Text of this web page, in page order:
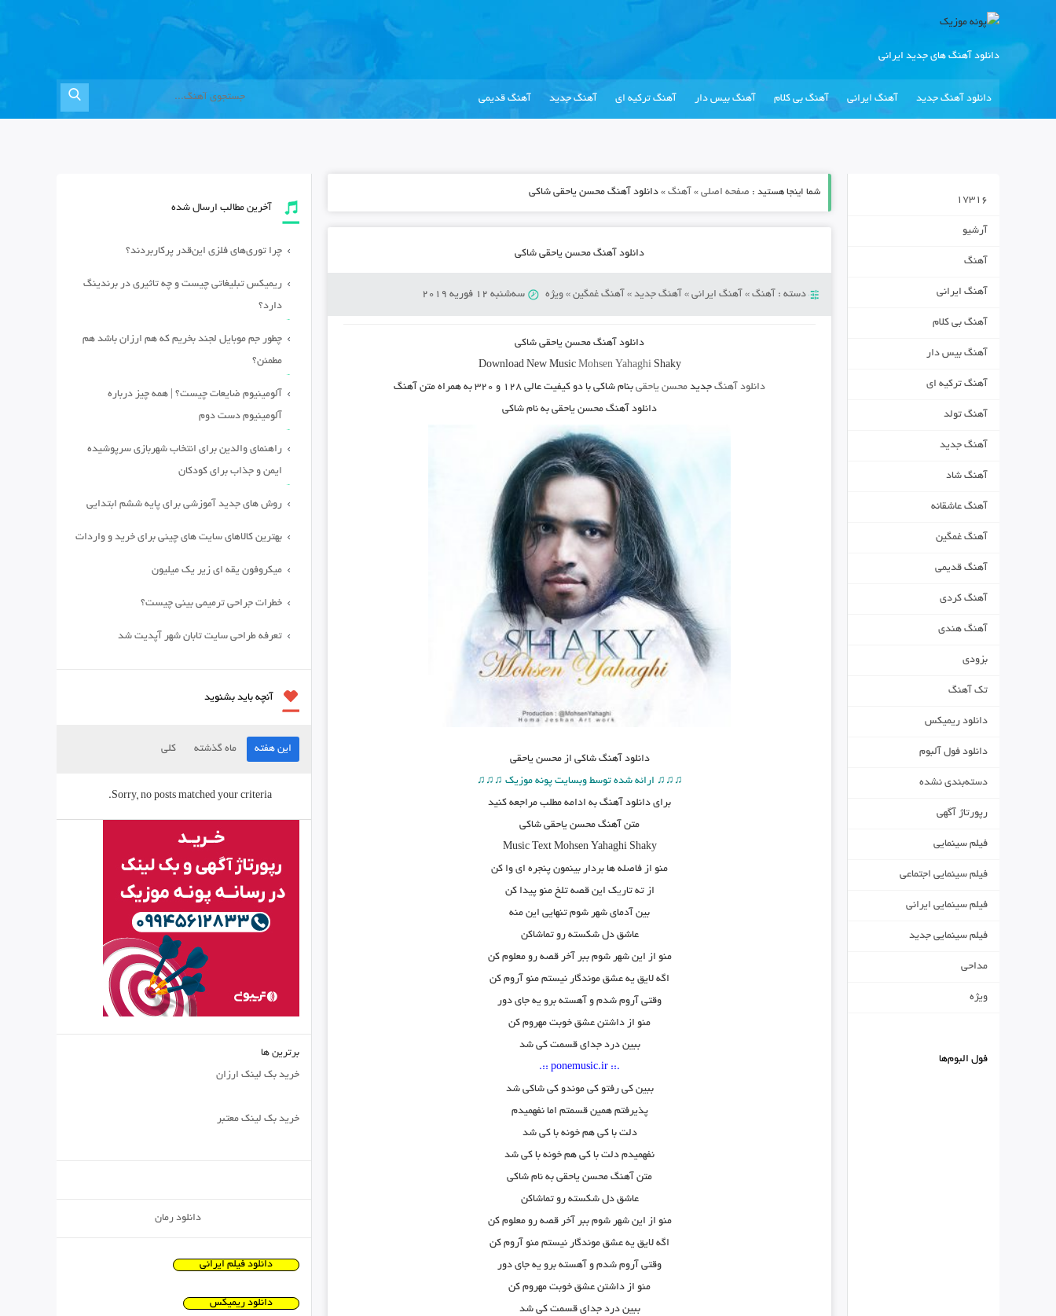
دانلود آهنگ های جدید ایرانی
دانلود آهنگ جدید آهنگ ایرانی آهنگ بی کلام آهنگ بیس دار آهنگ ترکیه ای آهنگ جدید آهنگ قدیمی
شما اینجا هستید : صفحه اصلی» آهنگ» دانلود آهنگ محسن یاحقی شاکی
دانلود آهنگ محسن یاحقی شاکی
دسته : آهنگ» آهنگ ایرانی» آهنگ جدید» آهنگ غمگین» ویژه سه‌شنبه 12 فوریه 2019
دانلود آهنگ محسن یاحقی شاکی
Download New Music Mohsen YahaghiShaky
دانلود آهنگجدید محسن یاحقیبنام شاکی با دو کیفیت عالی ۱۲۸ و ۳۲۰ به همراه متن آهنگ
دانلود آهنگ محسن یاحقی به نام شاکی
دانلود آهنگ شاکی از محسن یاحقی
♫♫♫ ارائه شده توسط وبسایت پونه موزیک ♫♫♫
برای دانلود آهنگ به ادامه مطلب مراجعه کنید
متن آهنگ محسن یاحقی شاکی
Music Text Mohsen Yahaghi Shaky
منو از فاصله ها بردار بینمون پنجره ای وا کن
از ته تار یک این قصه تلخ منو پیدا کن
بین آدمای شهر شوم تنهایی این منه
عاشق دل شکسته رو تماشاکن
منو از این شهر شوم ببر آخر قصه رو معلوم کن
اگه لایق یه عشق موندگار نیستم منو آروم کن
وقتی آروم شدم و آهسته برو یه جای دور
منو از داشتن عشق خوبت مهروم کن
ببین درد جدای قسمت کی شد
.:: ponemusic.ir ::.
ببین کی رفتو کی موندو کی شاکی شد
پذیرفتم همین قسمتم اما نفهمیدم
دلت با کی هم خونه با کی شد
نفهمیدم دلت با کی هم خونه با کی شد
متن آهنگ محسن یاحقی به نام شاکی
عاشق دل شکسته رو تماشاکن
منو از این شهر شوم ببر آخر قصه رو معلوم کن
اگه لایق یه عشق موندگار نیستم منو آروم کن
وقتی آروم شدم و آهسته برو یه جای دور
منو از داشتن عشق خوبت مهروم کن
ببین درد جدای قسمت کی شد
17316
آرشیو
آهنگ
آهنگ ایرانی
آهنگ بی کلام
آهنگ بیس دار
آهنگ ترکیه ای
آهنگ تولد
آهنگ جدید
آهنگ شاد
آهنگ عاشقانه
آهنگ غمگین
آهنگ قدیمی
آهنگ کردی
آهنگ هندی
بزودی
تک آهنگ
دانلود ریمیکس
دانلود فول آلبوم
دسته‌بندی نشده
رپورتاژ آگهی
فیلم سینمایی
فیلم سینمایی اجتماعی
فیلم سینمایی ایرانی
فیلم سینمایی جدید
مداحی
ویژه
فول البوم‌ها
آخرین مطالب ارسال شده
چرا توری‌های فلزی این‌قدر پرکاربردند؟
ریمیکس تبلیغاتی چیست و چه تاثیری در برندینگ
دارد؟
چطور جم موبایل لجند بخریم که هم ارزان باشد هم
مطمئن؟
آلومینیوم ضایعات چیست؟ | همه چیز درباره
آلومینیوم دست دوم
راهنمای والدین برای انتخاب شهربازی سرپوشیده
ایمن و جذاب برای کودکان
روش های جدید آموزشی برای پایه ششم ابتدایی
بهترین کالاهای سایت های چینی برای خرید و واردات
میکروفون یقه ای زیر یک میلیون
خطرات جراحی ترمیمی بینی چیست؟
تعرفه طراحی سایت تابان شهر آپدیت شد
آنچه باید بشنوید
این هفته ماه گذشته کلی
Sorry, no posts matched your criteria.
برترین ها
خرید بک لینک ارزان
خرید بک لینک معتبر
دانلود رمان
دانلود فیلم ایرانی
دانلود ریمیکس